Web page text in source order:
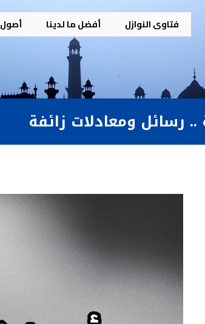
فتاوى النوازل أفضل ما لدينا أصول
رسائل ومعادلات زائفة